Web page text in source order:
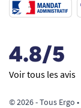
4.8/5
Voir tous les avis
© 2026 - Tous Ergo •